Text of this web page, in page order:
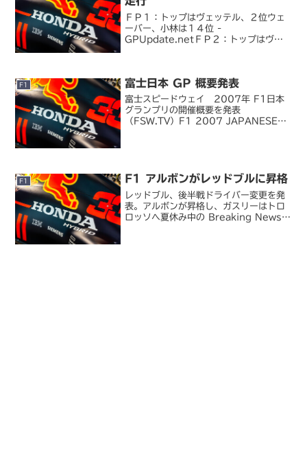
ＦＰ１：トップはヴェッテル、２位ウェ
ーバー、小林は１４位 -
GPUpdate.netＦＰ２：トップはヴェ
よ...
F1 富士日本 GP 概要発表
富士スピードウェイ 2007年 F1日本
グランプリの開催概要を発表
（FSW.TV）F1 2007 JAPANESE
F1 F1 アルボンがレッドブルに昇格
レッドブル、後半戦ドライバー変更を発
表。アルボンが昇格し、ガスリーはトロ
ロッソへ夏休み中の Breaking News。